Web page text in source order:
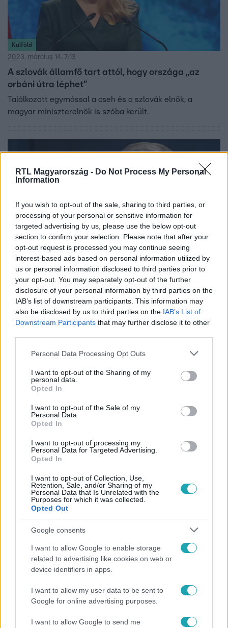
RTL Magyarország - Do Not Process My Personal
Information
If you wish to opt-out of the sale, sharing to third parties, or
processing of your personal or sensitive information for
targeted advertising by us, please use the below opt-out
section to confirm your selection. Please note that after your
opt-out request is processed you may continue seeing
interest-based ads based on personal information utilized by
us or personal information disclosed to third parties prior to
your opt-out. You may separately opt-out of the further
disclosure of your personal information by third parties on the
IAB’s list of downstream participants. This information may
also be disclosed by us to third parties on the IAB’s List of
Downstream Participants that may further disclose it to other
Please note that this website/app uses one or more Google
not limited to your visit or usage behaviour. You may click to
grant or deny consent to Google and its third-party tags to
use your data for below specified purposes in below Google
consent section.
Personal Data Processing Opt Outs
I want to opt-out of the Sharing of my
personal data.
Opted In
I want to opt-out of the Sale of my
Personal Data.
Opted In
I want to opt-out of processing my
Personal Data for Targeted Advertising.
Opted In
I want to opt-out of Collection, Use,
Retention, Sale, and/or Sharing of my
Personal Data that Is Unrelated with the
Purposes for which it was collected.
Opted Out
Google consents
I want to allow Google to enable storage
related to advertising like cookies on web or
device identifiers in apps.
I want to allow my user data to be sent to
Google for online advertising purposes.
I want to allow Google to send me
Külföld
2023. március 14. 7:13
A szlovák államfő tart attól, hogy országa „az
orbáni útra léphet”
Találkozott egymással a cseh és a szlovák elnök, a
magyar miniszterelnök is szóba került.
Külföld
2023. március 13. 12:58
A cseh államfőt Magyarország V4-es kizárásáról
kérdezték, hűvösen válaszolt
A V4-eket csak egyeztető fórumnak tartja, amely nem
foglalkozhat kül- és biztonságpolitikai kérdésekkel.
2023. március 9. 15:34
„Elég a káoszból” – beiktatták az új cseh elnököt,
aki Orbánnak is beszólt
Petr Pavel szerényebb ceremóniát tartott, mint a korábbi
elnökök.